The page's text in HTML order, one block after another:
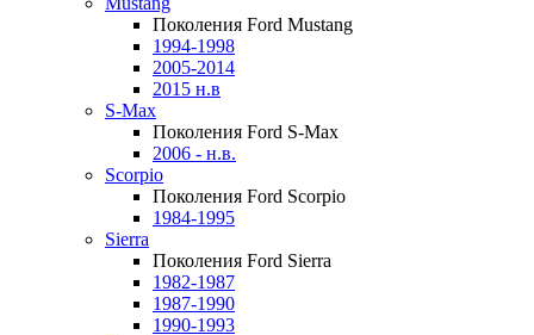
Поколения Ford Mustang
1994-1998
2005-2014
2015 н.в
S-Max
Поколения Ford S-Max
2006 - н.в.
Scorpio
Поколения Ford Scorpio
1984-1995
Sierra
Поколения Ford Sierra
1982-1987
1987-1990
1990-1993